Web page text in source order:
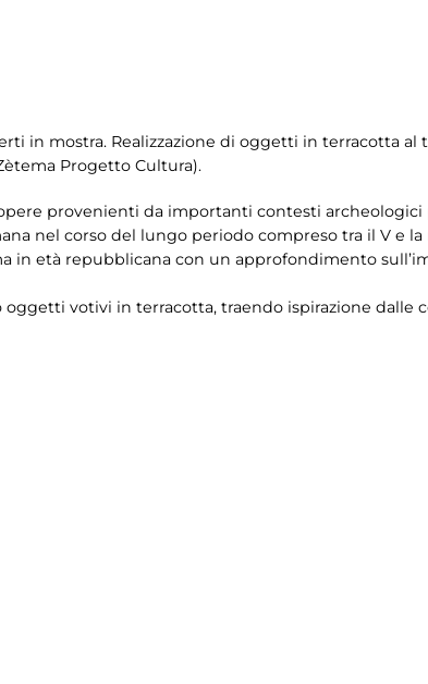
in mostra. Realizzazione di oggetti in terracotta
Progetto Cultura).
provenienti da importanti contesti archeologici
nel corso del lungo periodo compreso tra il V e
in età repubblicana con un approfondimento
oggetti votivi in terracotta, traendo ispirazione dalle